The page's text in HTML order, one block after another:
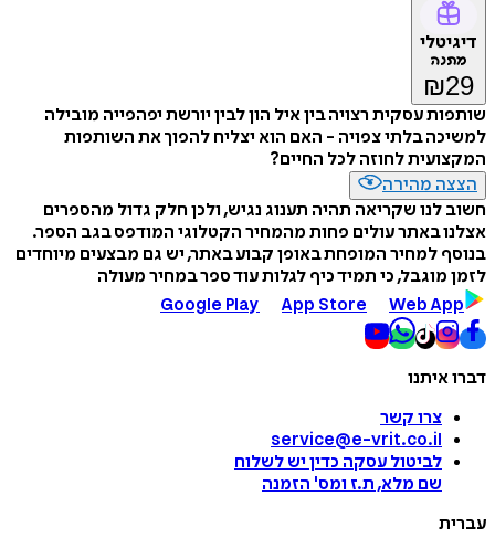
דיגיטלי
מתנה
₪29
שותפות עסקית רצויה בין איל הון לבין יורשת יפהפייה מובילה
למשיכה בלתי צפויה - האם הוא יצליח להפוך את השותפות
המקצועית לחוזה לכל החיים?
הצצה מהירה
חשוב לנו שקריאה תהיה תענוג נגיש, ולכן חלק גדול מהספרים
אצלנו באתר עולים פחות מהמחיר הקטלוגי המודפס בגב הספר.
בנוסף למחיר המופחת באופן קבוע באתר, יש גם מבצעים מיוחדים
לזמן מוגבל, כי תמיד כיף לגלות עוד ספר במחיר מעולה
Google Play
App Store Web App
דברו איתנו
צרו קשר
service@e-vrit.co.il
לביטול עסקה כדין יש לשלוח
שם מלא, ת.ז ומס' הזמנה
עברית